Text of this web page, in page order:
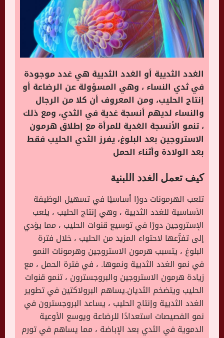
الغدد الثديية أو الغدد الثديية هي غدد موجودة
في ثدي النساء ، وهي المسؤولة عن الرضاعة أو
إنتاج الحليب، ومن المعروف أن كلا من الرجال
والنساء لديهم أنسجة غدية في الثدي، ومع ذلك
، تنمو الأنسجة الغدية للمرأة مع إطلاق هرمون
الاستروجين بعد البلوغ، يفرز الثدي الحليب فقط
بعد الولادة وأثناء الحمل
كيف تعمل الغدد اللبنية
تلعب الهرمونات دورًا أساسيًا في تسهيل الوظيفة
الأساسية للغدد الثديية ، وهي إنتاج الحليب ، يلعب
الإستروجين دورًا في توسيع قنوات الحليب ، مما يؤدي
إلى تفرُّعها لاحتواء المزيد من الحليب ، خلال فترة
البلوغ ، يتسبب هرمون الاستروجين وهرمونات النمو
في نمو الغدد الثديية ونموها. ، في فترة الحمل ، مع
زيادة هرمون الاستروجين والبروجسترون ، تنمو قنوات
الحليب ويتضخم الثديان.يساهم البرولاكتين في تطوير
الغدد الثديية وإنتاج الحليب ، يساعد البروجسترون في
نمو الفصيصات استعدادًا للرضاعة ويوسع الأوعية
الدموية في الثدي بعد الإباضة ، مما يساهم في تورم